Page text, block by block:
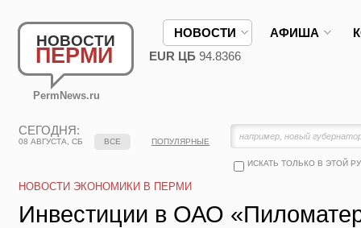
НОВОСТИ
ПЕРМИ
PermNews.ru
НОВОСТИ АФИША
EUR ЦБ 94.8366
СЕГОДНЯ:
08 АВГУСТА, СБ
ИСКАТЬ ТОЛЬКО В ЭТОЙ
ВСЕ ПОПУЛЯРНЫЕ
НОВОСТИ ЭКОНОМИКИ В ПЕРМИ
Инвестиции в ОАО